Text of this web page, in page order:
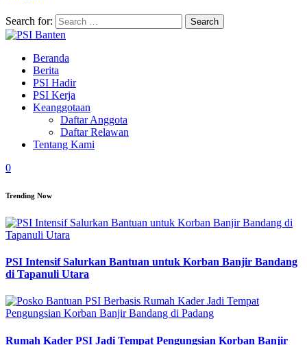
Search for:
Beranda
Berita
PSI Hadir
PSI Kerja
Keanggotaan
Daftar Anggota
Daftar Relawan
Tentang Kami
0
Trending Now
PSI Intensif Salurkan Bantuan untuk Korban Banjir Bandang
di Tapanuli Utara
Rumah Kader PSI Jadi Tempat Pengungsian Korban Banjir